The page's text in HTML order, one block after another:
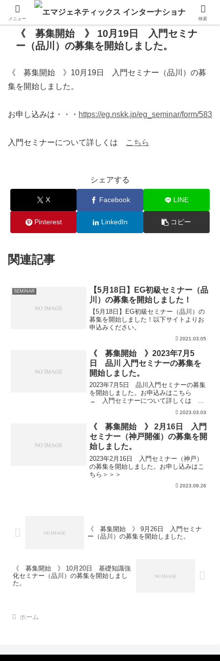
《 募集開始 》 10月19日 入門セミナ
ー（品川）の募集を開始しました。
《 募集開始 》10月19日 入門セミナー（品川）の募
集を開始しました。
お申し込みは・・・ https://eg.nskk.jp/eg_seminar/form/583
入門セミナーについて詳しくは こちら
シェアする
X Facebook LINE
Pinterest LinkedIn コピー
関連記事
SEMINAR
【5月18日】EG初級セミナー（品
川）の募集を開始しました！
【5月18日】EG初級セミナー（品川）の
募集を開始しました！以下サイトよりお
申込みください。
2021.03.05
《 募集開始 》2023年7月5
日 品川 入門セミナーの募集を
開始しました。
2023年7月5日 品川入門セミナーの募集
を開始しました。お申込みはこちら
→ 入門セミナーについて詳しくは こ
2023.03.03
《 募集開始 》 2月16日 入門
セミナー（神戸開催）の募集を開
始しました。
2023年2月16日 入門セミナー（神戸）
の募集を開始しました。お申し込みはこ
ちら＞＞＞
2023.09.26
《 募集開始 》 9月26日 入門セミナ
ー（品川）の募集を開始しました。
《 募集開始 》 10月20日 基礎知識強
化セミナー（品川）の募集を開始しまし
た。
ホーム
メニュー 検索